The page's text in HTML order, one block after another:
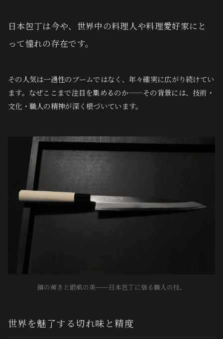
日本包丁は今や、世界中の料理人や料理愛好家にと
って憧れの存在です。
その人気は一過性のブームではなく、年々確実に広がり続けてい
ます。なぜここまで注目を集めるのか——その背景には、技術・
文化・職人の精神が深く根づいています。
鋼の輝きと鍛肌の美──日本包丁に宿る職人の技。
世界を魅了する切れ味と精度